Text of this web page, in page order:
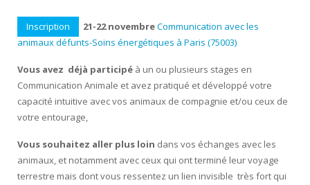
Inscription 21-22 novembreCommunication avec les
animaux défunts-Soins énergétiques à Paris (75003)
Vous avez déjà participé à un ou plusieurs stages en
Communication Animale et avez pratiqué et développé votre
capacité intuitive avec vos animaux de compagnie et/ou ceux de
votre entourage,
Vous souhaitez aller plus loin dans vos échanges avec les
animaux, et notamment avec ceux qui ont terminé leur voyage
terrestre mais dont vous ressentez un lien invisible très fort qui